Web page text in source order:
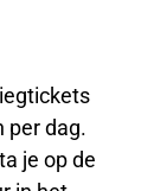
per dag.
je op de